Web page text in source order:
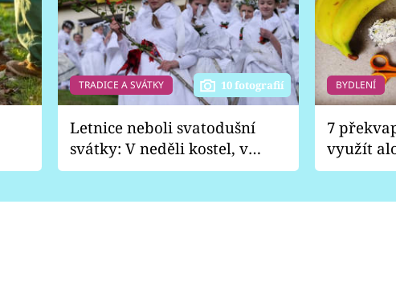
TRADICE A SVÁTKY 10 fotografií
Letnice neboli svatodušní
svátky: V neděli kostel, v
pondělí zábava
BYDLENÍ
7
využít